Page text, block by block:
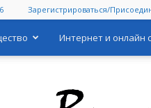
Зарегистрироваться/
Интернет и онлайн